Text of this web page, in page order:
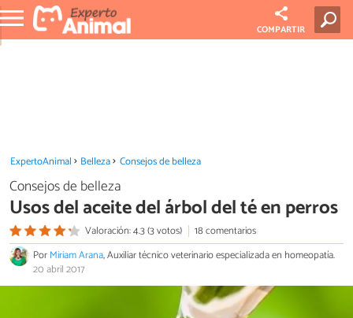
COMPARTIR
ExpertoAnimal Belleza Consejos de belleza
Consejos de belleza
Usos del aceite del árbol del té en perros
Valoración: 4.3 (3 votos)
18 comentarios
PorMiriam Arana, Auxiliar técnico veterinario especializada en homeopatía.
20 abril 2017